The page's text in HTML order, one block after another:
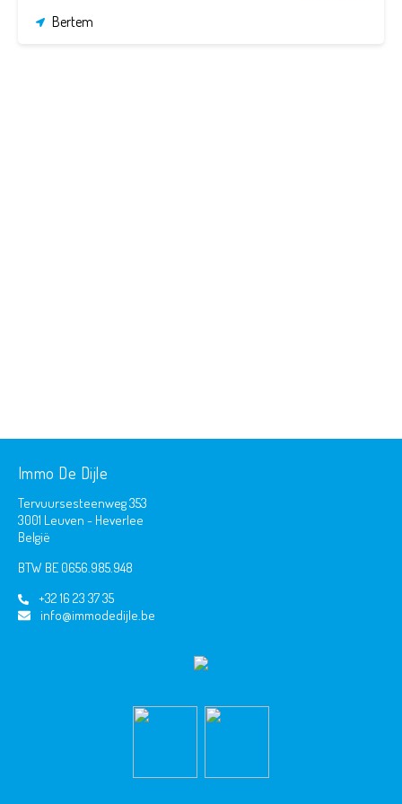
Bertem
Immo De Dijle
Tervuursesteenweg 353
3001 Leuven - Heverlee
België
BTW BE 0656.985.948
+32 16 23 37 35
info@immodedijle.be